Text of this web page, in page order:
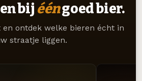
bij ééngoed bier.
en ontdek welke bieren écht in
straatje liggen.